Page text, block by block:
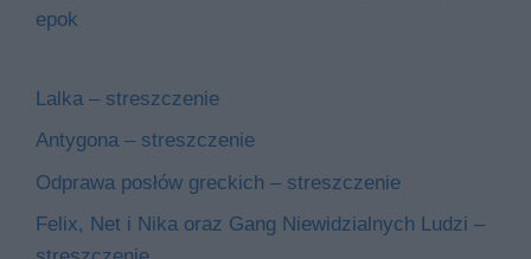
epok
Lalka – streszczenie
Antygona – streszczenie
Odprawa posłów greckich – streszczenie
Felix, Net i Nika oraz Gang Niewidzialnych Ludzi –